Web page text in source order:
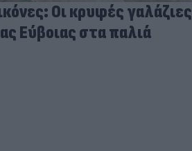
Οι κρυφές γαλάζιες
Εύβοιας στα παλιά